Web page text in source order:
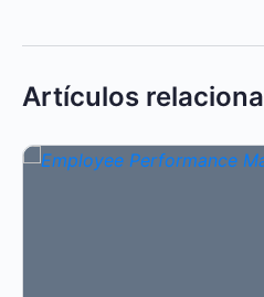
Artículos